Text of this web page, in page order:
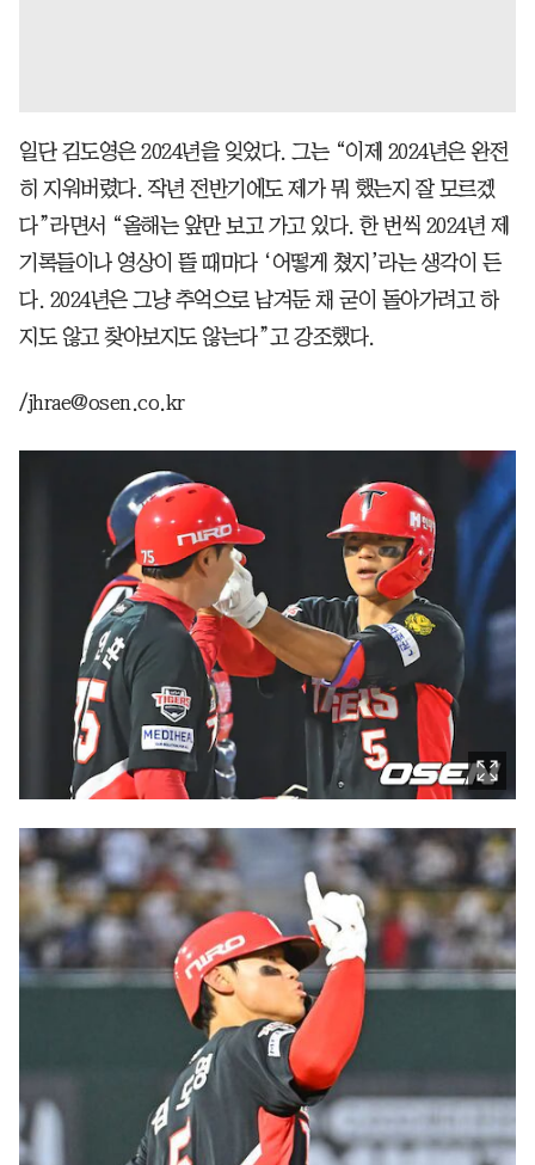
일단 김도영은 2024년을 잊었다. 그는 “이제 2024년은 완전
히 지워버렸다. 작년 전반기에도 제가 뭐 했는지 잘 모르겠
다”라면서 “올해는 앞만 보고 가고 있다. 한 번씩 2024년 제
기록들이나 영상이 뜰 때마다 ‘어떻게 쳤지’라는 생각이 든
다. 2024년은 그냥 추억으로 남겨둔 채 굳이 돌아가려고 하
지도 않고 찾아보지도 않는다”고 강조했다.
/jhrae@osen.co.kr